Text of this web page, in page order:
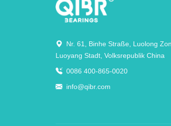
Nr. 61, Binhe Straße, Luolong
Luoyang Stadt, Volksrepublik China
0086 400-865-0020
info@qibr.com